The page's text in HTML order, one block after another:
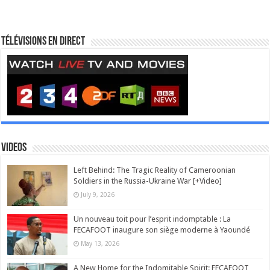
Télévisions en direct
Videos
Left Behind: The Tragic Reality of Cameroonian
Soldiers in the Russia-Ukraine War [+Video]
July 9, 2026
Un nouveau toit pour l’esprit indomptable : La
FECAFOOT inaugure son siège moderne à Yaoundé
May 13, 2026
A New Home for the Indomitable Spirit: FECAFOOT